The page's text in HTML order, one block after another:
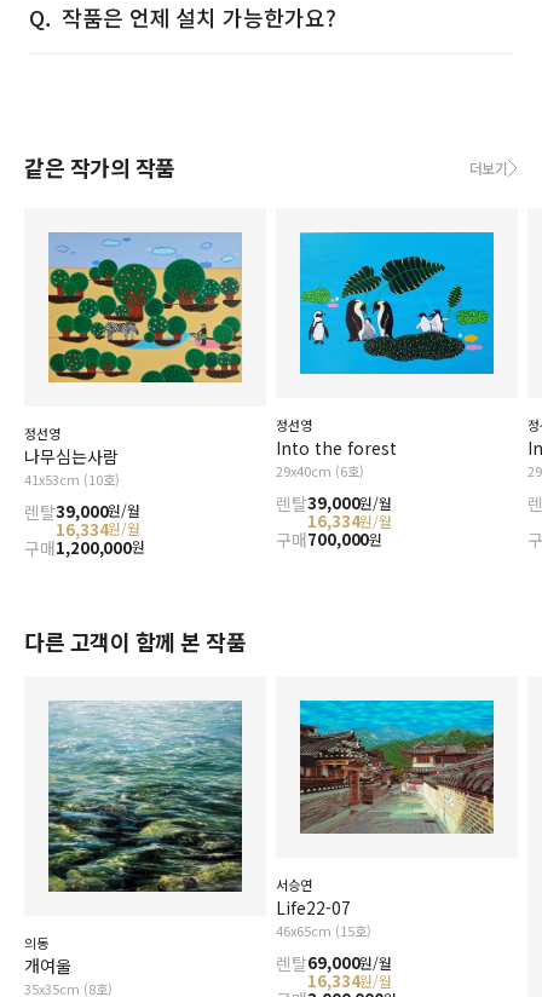
작품은 언제 설치 가능한가요?
같은 작가의 작품 더보기
정선영
나무심는사람
41x53cm (10호)
렌탈39,000원/월
16,334원/월
구매1,200,000원
정선영
Into the forest
29x40cm (6호)
렌탈39,000원/월
16,334원/월
구매700,000원
다른 고객이 함께 본 작품
의동
개여울
35x35cm (8호)
서승연
Life22-07
46x65cm (15호)
렌탈69,000원/월
16,334원/월